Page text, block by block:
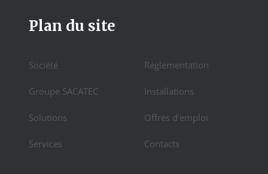
Plan du site
Société
Groupe SACATEC
Solutions
Services
Réglementation
Installations
Offres d'emploi
Contacts